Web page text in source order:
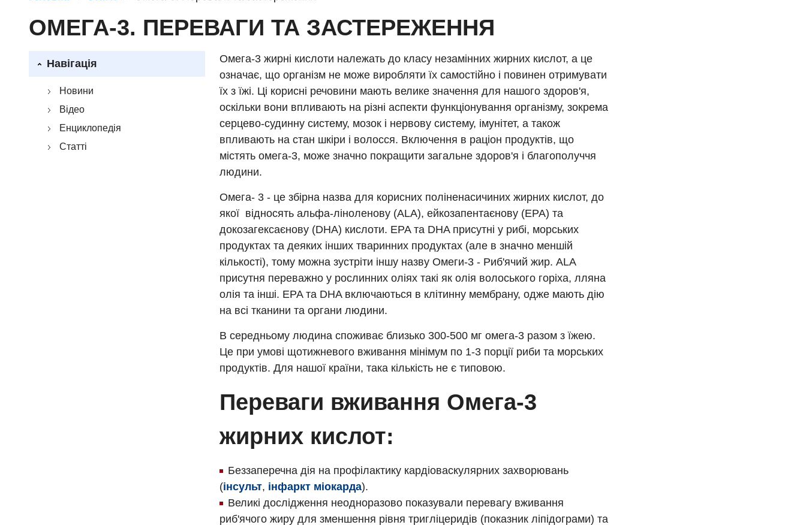
ОМЕГА-3. ПЕРЕВАГИ ТА ЗАСТЕРЕЖЕННЯ
Навігація
Новини
Відео
Енциклопедія
Статті
Омега-3 жирні кислоти належать до класу незамінних жирних кислот, а це
означає, що організм не може виробляти їх самостійно і повинен отримувати
їх з їжі. Ці корисні речовини мають велике значення для нашого здоров'я,
оскільки вони впливають на різні аспекти функціонування організму, зокрема
серцево-судинну систему, мозок і нервову систему, імунітет, а також
впливають на стан шкіри і волосся. Включення в раціон продуктів, що
містять омега-3, може значно покращити загальне здоров'я і благополуччя
людини.
Омега- 3 - це збірна назва для корисних поліненасичиних жирних кислот, до
якої відносять альфа-ліноленову (ALA), ейкозапентаєнову (EPA) та
докозагексаєнову (DHA) кислоти. EPA та DHA присутні у рибі, морських
продуктах та деяких інших тваринних продуктах (але в значно меншій
кількості), тому можна зустріти іншу назву Омеги-3 - Риб'ячий жир. ALA
присутня переважно у рослинних оліях такі як олія волоського горіха, лляна
олія та інші. EPA та DHA включаються в клітинну мембрану, одже мають дію
на всі тканини та органи людини.
В середньому людина споживає близько 300-500 мг омега-3 разом з їжею.
Це при умові щотижневого вживання мінімум по 1-3 порції риби та морських
продуктів. Для нашої країни, така кількість не є типовою.
Переваги вживання Омега-3
жирних кислот:
Беззаперечна дія на профілактику кардіоваскулярних захворювань
(інсульт, інфаркт міокарда).
Великі дослідження неодноразово показували перевагу вживання
риб'ячого жиру для зменшення рівня тригліцеридів (показник ліпідограми) та